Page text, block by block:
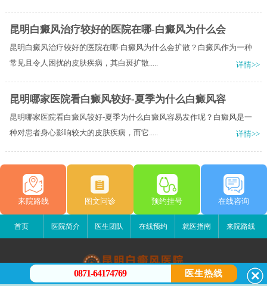
昆明白癜风治疗较好的医院在哪-白癜风为什么会
昆明白癜风治疗较好的医院在哪-白癜风为什么会扩散？白癜风作为一种
常见且令人困扰的皮肤疾病，其白斑扩散.....
详情>>
昆明哪家医院看白癜风较好-夏季为什么白癜风容
昆明哪家医院看白癜风较好-夏季为什么白癜风容易发作呢？白癜风是一
种对患者身心影响较大的皮肤疾病，而它.....
详情>>
来院路线 图文问诊 预约挂号 在线咨询
首页 医院简介 医生团队 在线预约 就医指南 来院路线
0871-64174769 医生热线